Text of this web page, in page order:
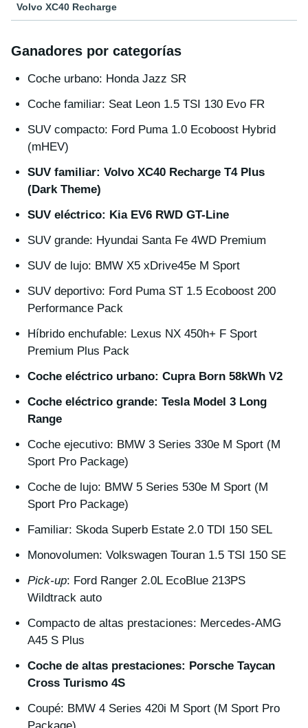
Volvo XC40 Recharge
Ganadores por categorías
Coche urbano: Honda Jazz SR
Coche familiar: Seat Leon 1.5 TSI 130 Evo FR
SUV compacto: Ford Puma 1.0 Ecoboost Hybrid
(mHEV)
SUV familiar: Volvo XC40 Recharge T4 Plus
(Dark Theme)
SUV eléctrico: Kia EV6 RWD GT-Line
SUV grande: Hyundai Santa Fe 4WD Premium
SUV de lujo: BMW X5 xDrive45e M Sport
SUV deportivo: Ford Puma ST 1.5 Ecoboost 200
Performance Pack
Híbrido enchufable: Lexus NX 450h+ F Sport
Premium Plus Pack
Coche eléctrico urbano: Cupra Born 58kWh V2
Coche eléctrico grande: Tesla Model 3 Long
Range
Coche ejecutivo: BMW 3 Series 330e M Sport (M
Sport Pro Package)
Coche de lujo: BMW 5 Series 530e M Sport (M
Sport Pro Package)
Familiar: Skoda Superb Estate 2.0 TDI 150 SEL
Monovolumen: Volkswagen Touran 1.5 TSI 150 SE
Pick-up: Ford Ranger 2.0L EcoBlue 213PS
Wildtrack auto
Compacto de altas prestaciones: Mercedes-AMG
A45 S Plus
Coche de altas prestaciones: Porsche Taycan
Cross Turismo 4S
Coupé: BMW 4 Series 420i M Sport (M Sport Pro